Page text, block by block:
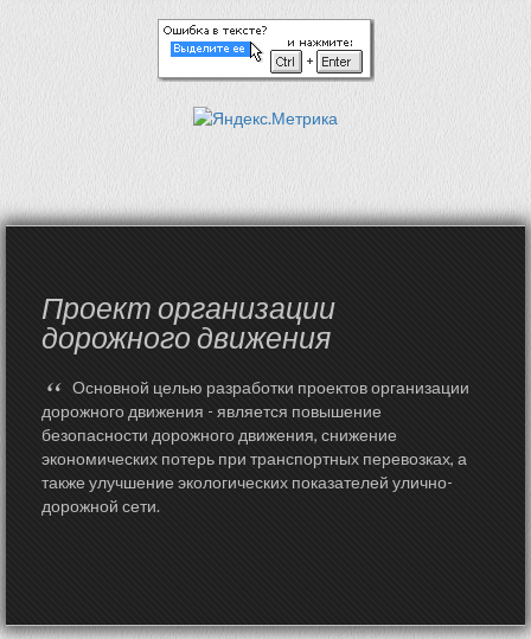
Проект организации
дорожного движения
“ Основной целью разработки проектов организации
дорожного движения - является повышение
безопасности дорожного движения, снижение
экономических потерь при транспортных перевозках, а
также улучшение экологических показателей улично-
дорожной сети.